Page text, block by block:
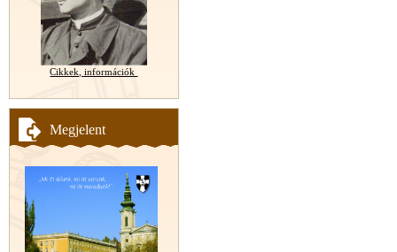
Cikkek, információk
Megjelent